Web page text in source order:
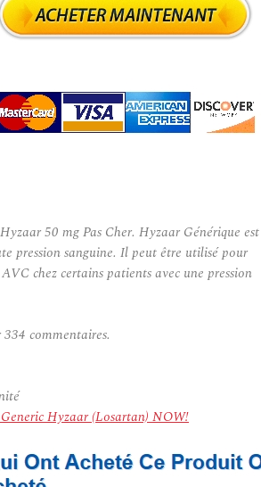
50 mg Pas Cher. Hyzaar Générique est
pression sanguine. Il peut être utilisé pour
chez certains patients avec une pression
334 commentaires.
Hyzaar (Losartan) NOW!